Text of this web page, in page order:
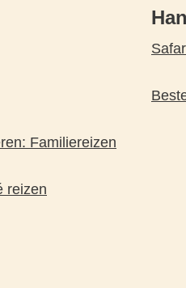
Familiereizen
reizen